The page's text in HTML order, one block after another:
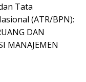
Tata
(ATR/BPN):
DAN
MANAJEMEN